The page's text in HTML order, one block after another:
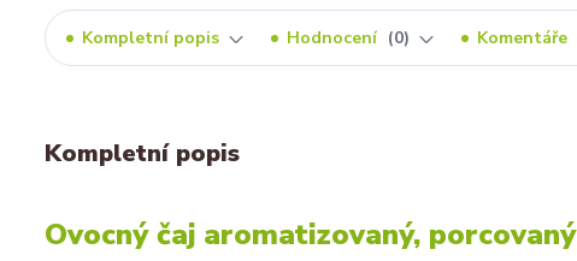
Kompletní popis Hodnocení 0 Komentáře
Kompletní popis
Ovocný čaj aromatizovaný, porcovaný